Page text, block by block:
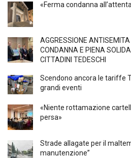
«Ferma condanna
AGGRESSIONE
CONDANNA E PIENA
CITTADINI TEDESCHI
Scendono ancora le tariffe
grandi eventi
«Niente rottamazione
persa»
Strade allagate per il
manutenzione”